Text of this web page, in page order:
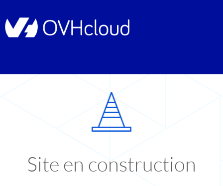
Site en construction